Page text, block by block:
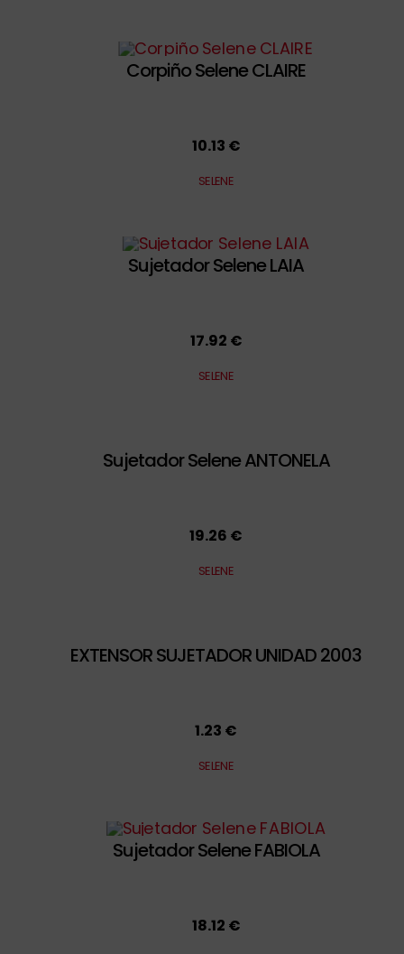
Corpiño Selene CLAIRE
10.13 €
SELENE
Sujetador Selene LAIA
17.92 €
SELENE
Sujetador Selene ANTONELA
19.26 €
SELENE
EXTENSOR SUJETADOR UNIDAD 2003
1.23 €
SELENE
Sujetador Selene FABIOLA
18.12 €